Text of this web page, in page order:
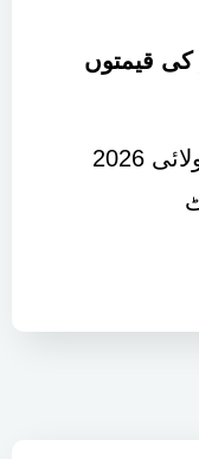
کی قیمتوں
وفاقی ادارہ شماریات نے جولائی 2026